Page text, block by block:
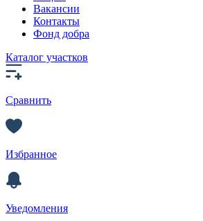
Вакансии
Контакты
Фонд добра
Каталог участков
Сравнить
Избранное
Уведомления